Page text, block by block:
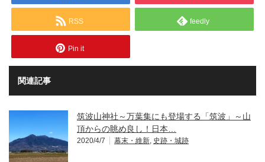
RSS feedly
Pin it
関連記事
筑波山神社～万葉集にも登場する「筑波」～山
頂からの眺め良し！日本…
2020/4/7 幕末・維新, 史跡・城跡